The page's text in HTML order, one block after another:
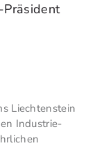
Präsident
Liechtenstein
Industrie-